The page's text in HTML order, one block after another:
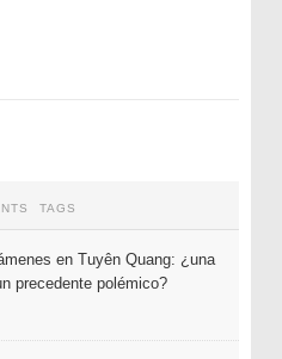
TAGS
en Tuyên Quang: ¿una
precedente polémico?